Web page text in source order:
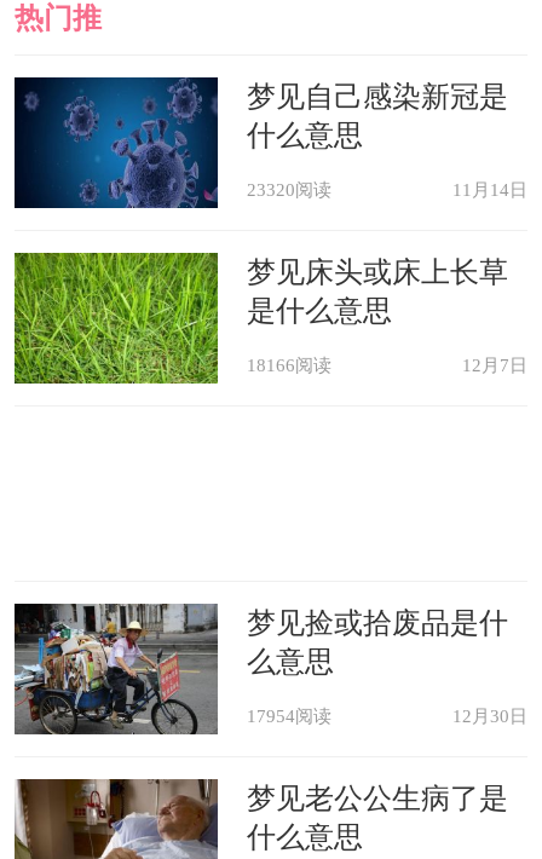
热门推
荐
梦见自己感染新冠是
什么意思
23320阅读 11月14日
梦见床头或床上长草
是什么意思
18166阅读 12月7日
梦见捡或拾废品是什
么意思
17954阅读 12月30日
梦见老公公生病了是
什么意思